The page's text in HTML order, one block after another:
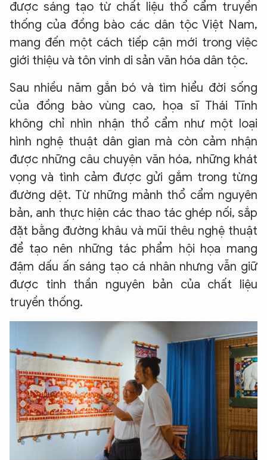
được sáng tạo từ chất liệu thổ cẩm truyền
thống của đồng bào các dân tộc Việt Nam,
mang đến một cách tiếp cận mới trong việc
giới thiệu và tôn vinh di sản văn hóa dân tộc.
Sau nhiều năm gắn bó và tìm hiểu đời sống
của đồng bào vùng cao, họa sĩ Thái Tĩnh
không chỉ nhìn nhận thổ cẩm như một loại
hình nghệ thuật dân gian mà còn cảm nhận
được những câu chuyện văn hóa, những khát
vọng và tình cảm được gửi gắm trong từng
đường dệt. Từ những mảnh thổ cẩm nguyên
bản, anh thực hiện các thao tác ghép nối, sắp
đặt bằng đường khâu và mũi thêu nghệ thuật
để tạo nên những tác phẩm hội họa mang
đậm dấu ấn sáng tạo cá nhân nhưng vẫn giữ
được tinh thần nguyên bản của chất liệu
truyền thống.